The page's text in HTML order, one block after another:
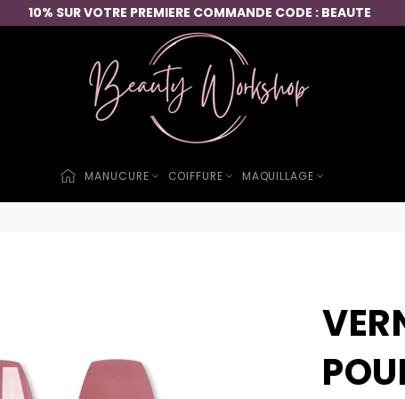
10% SUR VOTRE PREMIERE COMMANDE CODE : BEAUTE
MANUCURE COIFFURE MAQUILLAGE